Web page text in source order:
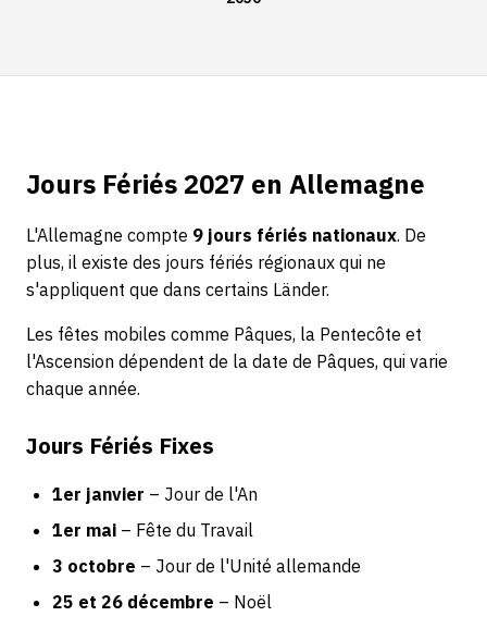
Jours Fériés 2027 en Allemagne
L'Allemagne compte 9 jours fériés nationaux. De
plus, il existe des jours fériés régionaux qui ne
s'appliquent que dans certains Länder.
Les fêtes mobiles comme Pâques, la Pentecôte et
l'Ascension dépendent de la date de Pâques, qui varie
chaque année.
Jours Fériés Fixes
1er janvier – Jour de l'An
1er mai – Fête du Travail
3 octobre – Jour de l'Unité allemande
25 et 26 décembre – Noël